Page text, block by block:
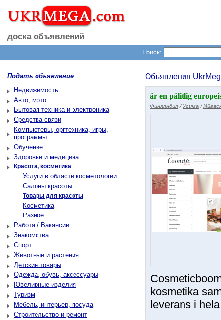
доска объявлений
Поиск:
Подать объявление
Недвижимость
Авто, мото
Бытовая техника и электроника
Средства связи
Компьютеры, оргтехника, игры,
программы
Обучение
Здоровье и медицина
Красота, косметика
Услуги в области косметологии
Салоны красоты
Товары для красоты
Косметика
Разное
Работа / Вакансии
Знакомства
Спорт
Животные и растения
Детские товары
Одежда, обувь, аксессуары
Ювелирные изделия
Туризм
Мебель, интерьер, посуда
Строительство и ремонт
Объявления
är en pålitlig
Финляндия / Усима /
kosmetika
leverans i